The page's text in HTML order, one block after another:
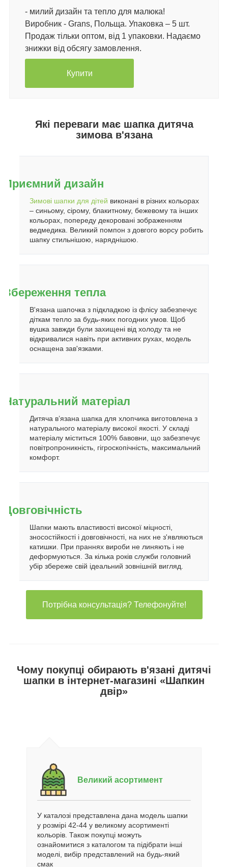
- милий дизайн та тепло для малюка!
Виробник - Grans, Польща. Упаковка – 5 шт.
Продаж тільки оптом, від 1 упаковки. Надаємо
знижки від обсягу замовлення.
Купити
Які переваги має шапка дитяча
зимова в'язана
Приємний дизайн
Зимові шапки для дітей виконані в різних кольорах
– синьому, сірому, блакитному, бежевому та інших
кольорах, попереду декоровані зображенням
ведмедика. Великий помпон з довгого ворсу робить
шапку стильнішою, наряднішою.
Збереження тепла
В'язана шапочка з підкладкою із флісу забезпечує
діткам тепло за будь-яких погодних умов. Щоб
вушка завжди були захищені від холоду та не
відкривалися навіть при активних рухах, модель
оснащена зав'язками.
Натуральний матеріал
Дитяча в’язана шапка для хлопчика виготовлена з
натурального матеріалу високої якості. У складі
матеріалу міститься 100% бавовни, що забезпечує
повітропроникність, гігроскопічність, максимальний
комфорт.
Довговічність
Шапки мають властивості високої міцності,
зносостійкості і довговічності, на них не з'являються
катишки. При праннях вироби не линяють і не
деформуються. За кілька років служби головний
убір збереже свій ідеальний зовнішній вигляд.
Потрібна консультація? Телефонуйте!
Чому покупці обирають в'язані дитячі
шапки в інтернет-магазині «Шапкин
двір»
Великий асортимент
У каталозі представлена дана модель шапки
у розмірі 42-44 у великому асортименті
кольорів. Також покупці можуть
ознайомитися з каталогом та підібрати інші
моделі, вибір представлений на будь-який
смак